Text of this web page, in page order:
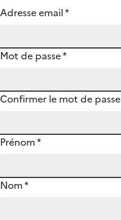
Adresse email*
Mot de passe*
Confirmer le mot de passe
Prénom*
Nom*